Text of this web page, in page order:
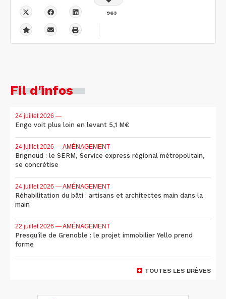
963
Fil d'infos
24 juillet 2026 —
Engo voit plus loin en levant 5,1 M€
24 juillet 2026 — AMÉNAGEMENT
Brignoud : le SERM, Service express régional métropolitain,
se concrétise
24 juillet 2026 — AMÉNAGEMENT
Réhabilitation du bâti : artisans et architectes main dans la
main
22 juillet 2026 — AMÉNAGEMENT
Presqu'île de Grenoble : le projet immobilier Yello prend
forme
TOUTES LES BRÈVES